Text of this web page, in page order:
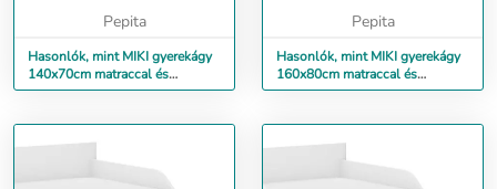
Pepita
Hasonlók, mint MIKI gyerekágy
140x70cm matraccal és
ágyneműtartóval - barátok
Pepita
Hasonlók, mint MIKI gyerekágy
160x80cm matraccal és
ágyneműtartóval - barátok